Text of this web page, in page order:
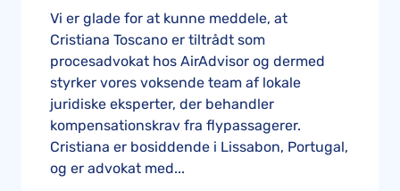
Vi er glade for at kunne meddele, at
Cristiana Toscano er tiltrådt som
procesadvokat hos AirAdvisor og dermed
styrker vores voksende team af lokale
juridiske eksperter, der behandler
kompensationskrav fra flypassagerer.
Cristiana er bosiddende i Lissabon, Portugal,
og er advokat med...